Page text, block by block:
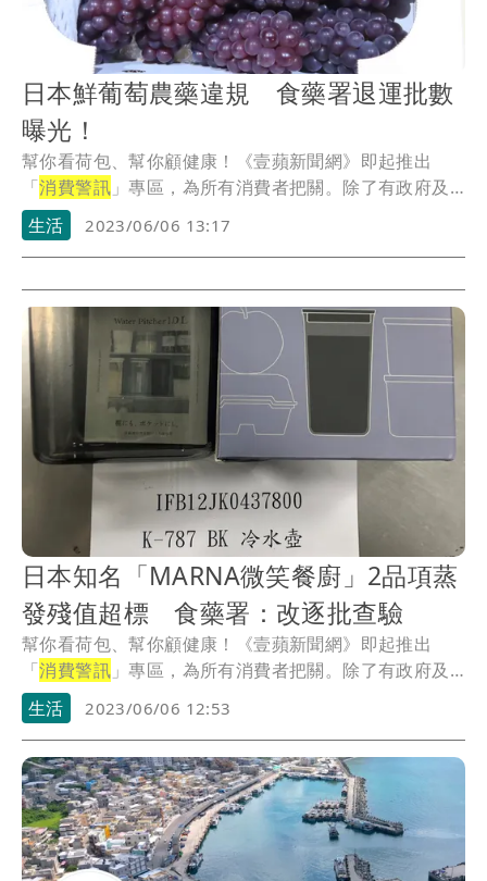
日本鮮葡萄農藥違規 食藥署退運批數
曝光！
幫你看荷包、幫你顧健康！《壹蘋新聞網》即起推出
「消費警訊」專區，為所有消費者把關。除了有政府及
公信單...
生活 2023/06/06 13:17
日本知名「MARNA微笑餐廚」2品項蒸
發殘值超標 食藥署：改逐批查驗
幫你看荷包、幫你顧健康！《壹蘋新聞網》即起推出
「消費警訊」專區，為所有消費者把關。除了有政府及
公信單...
生活 2023/06/06 12:53